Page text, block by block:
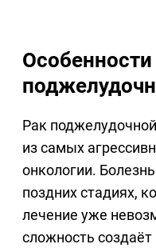
Особенности
Рак
из самых
онкологии.
поздних стадиях,
лечение уже
сложность создаёт